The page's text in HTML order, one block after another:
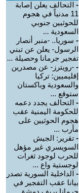
- التحالف يعلن إصابة
11 مدنياً في هجوم
للحوثيين جنوبي
السعودية ...
- سوريا.. -منبر أنصار
الرسول- يعلن عن تبني
تفجير جرمانا وحصيلة ...
- -رويترز- عن مصدرين
إقليميين: تركيا
والسعودية وباكستان
ستوقع ...
- التحالف يجدد دعمه
للحكومة اليمنية عقب
هجوم الحوثيين على
مأرب ...
- تقرير: الجيش
السويسري غير مؤهل
للحرب لوجود ثغرات
لوجستية واع ...
- الداخلية السورية تصدر
بيانا عقب التفجير في
جرمانا بريف دمشق ...